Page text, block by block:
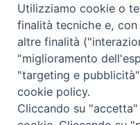
Utilizziamo cookie o
finalità tecniche e,
altre finalità
"miglioramento
"targeting e
cookie policy.
Cliccando su